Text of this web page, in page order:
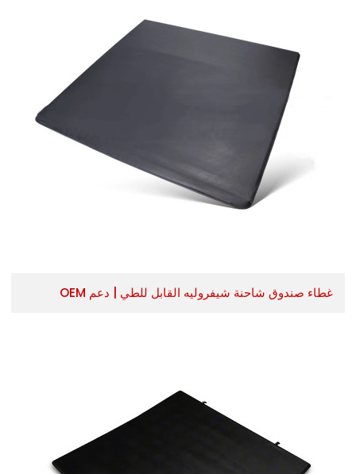
غطاء صندوق شاحنة شيفروليه القابل للطي | دعم OEM